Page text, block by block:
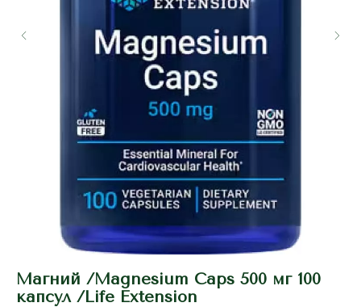
Магний /Magnesium Caps 500 мг 100
капсул /Life Extension